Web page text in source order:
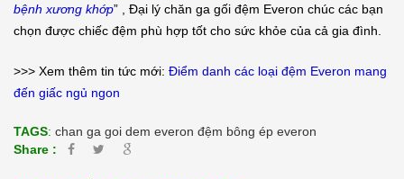
bệnh xương khớp” , Đại lý chăn ga gối đệm Everon chúc các bạn
chọn được chiếc đệm phù hợp tốt cho sức khỏe của cả gia đình.
>>> Xem thêm tin tức mới: Điểm danh các loại đệm Everon mang
đến giấc ngủ ngon
TAGS: chan ga goi dem everon đệm bông ép everon
Share :